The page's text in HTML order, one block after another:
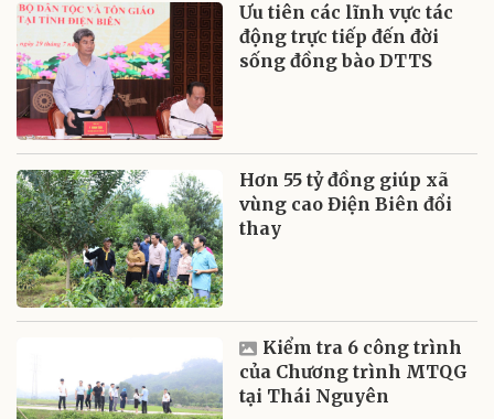
Ưu tiên các lĩnh vực tác
động trực tiếp đến đời
sống đồng bào DTTS
Hơn 55 tỷ đồng giúp xã
vùng cao Điện Biên đổi
thay
Kiểm tra 6 công trình
của Chương trình MTQG
tại Thái Nguyên